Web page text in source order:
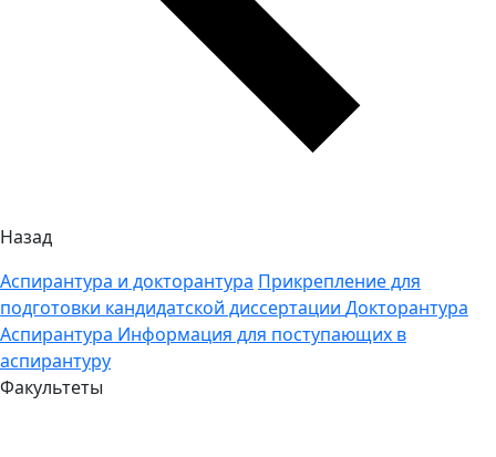
Назад
Аспирантура и докторантура Прикрепление для
подготовки кандидатской диссертации Докторантура
Аспирантура Информация для поступающих в
аспирантуру
Факультеты